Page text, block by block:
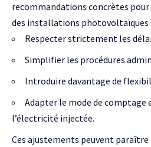
recommandations concrètes
des installations photovoltaïques :
Respecter strictement les
Simplifier les procédures
Introduire davantage de
Adapter le mode de comptage
l’électricité injectée.
Ces ajustements peuvent